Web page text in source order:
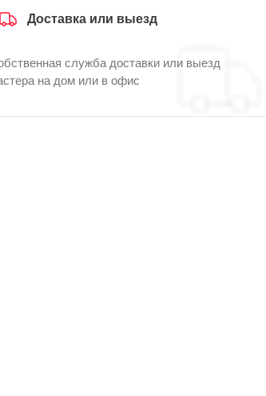
Доставка или выезд
служба доставки или выезд
на дом или в офис